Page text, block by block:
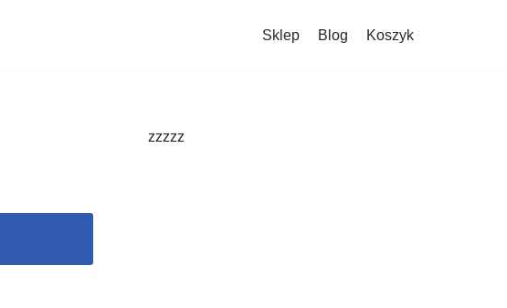
Sklep Blog Koszyk
zzzzz